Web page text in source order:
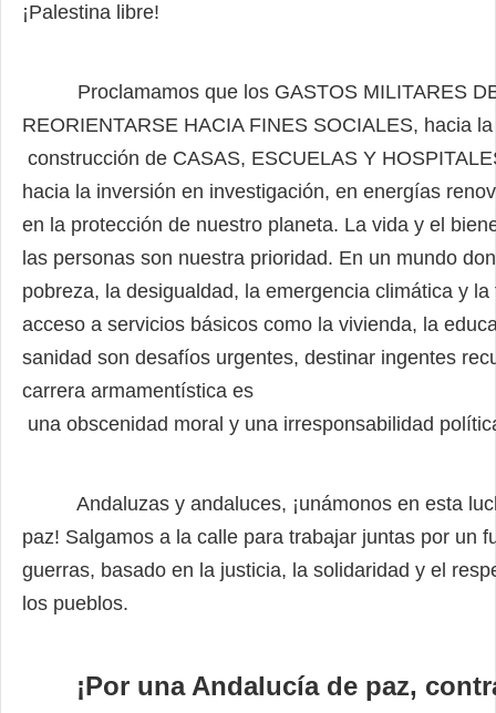
¡Palestina libre!
Proclamamos que los GASTOS MILITARES
REORIENTARSE HACIA FINES SOCIALES, hacia la
construcción de CASAS, ESCUELAS Y
hacia la inversión en investigación, en energías
en la protección de nuestro planeta. La vida y el
las personas son nuestra prioridad. En un mundo
pobreza, la desigualdad, la emergencia climática y la
acceso a servicios básicos como la vivienda, la
sanidad son desafíos urgentes, destinar ingentes
carrera armamentística es
una obscenidad moral y una irresponsabilidad
Andaluzas y andaluces, ¡unámonos en esta
paz! Salgamos a la calle para trabajar juntas por un
guerras, basado en la justicia, la solidaridad y el
los pueblos.
¡Por una Andalucía de paz,